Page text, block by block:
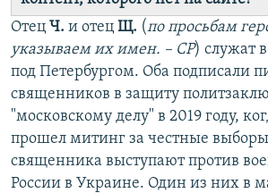
Отец Ч. и отец Щ. (по просьбам
указываем их имен. – СР) служат
под Петербургом. Оба подписали
священников в защиту
"московскому делу" в 2019 году,
прошел митинг за честные
священника выступают против
России в Украине. Один из них в